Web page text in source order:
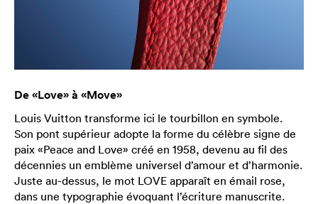
De «Love» à «Move»
Louis Vuitton transforme ici le tourbillon en symbole.
Son pont supérieur adopte la forme du célèbre signe de
paix «Peace and Love» créé en 1958, devenu au fil des
décennies un emblème universel d’amour et d’harmonie.
Juste au-dessus, le mot LOVE apparaît en émail rose,
dans une typographie évoquant l’écriture manuscrite.